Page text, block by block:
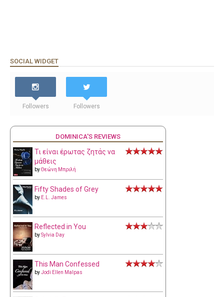
SOCIAL WIDGET
Followers Followers
DOMINICA'S REVIEWS
Τι είναι έρωτας ζητάς να
μάθεις
byΘεώνη Μπριλή
Fifty Shades of Grey
by E.L. James
Reflected in You
bySylvia Day
This Man Confessed
byJodi Ellen Malpas